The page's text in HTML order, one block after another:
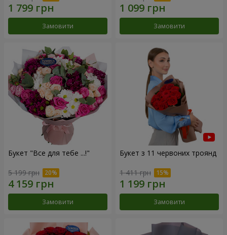
Замовити Замовити
Букет "Все для тебе ...!"
5 199 грн
Замовити
Букет з 11 червоних троянд
1 411 грн
Замовити